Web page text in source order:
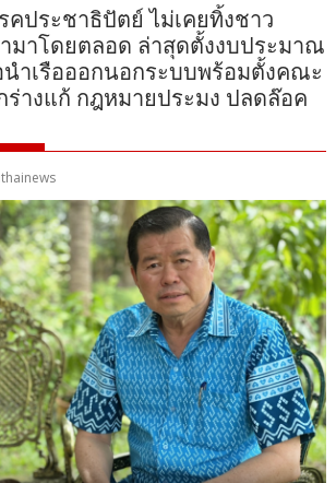
คประชาธิปัตย์ ไม่เคยทิ้งชาว
มาโดยตลอด ล่าสุดตั้งงบประมาณ
ำเรือออกนอกระบบพร้อมตั้งคณะ
ร่างแก้ กฎหมายประมง ปลดล๊อค